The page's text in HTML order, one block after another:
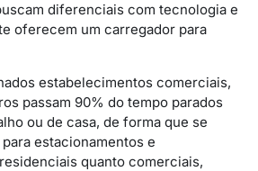
diferenciais com tecnologia e
oferecem um carregador para
estabelecimentos comerciais,
passam 90% do tempo parados
ou de casa, de forma que se
estacionamentos e
quanto comerciais,